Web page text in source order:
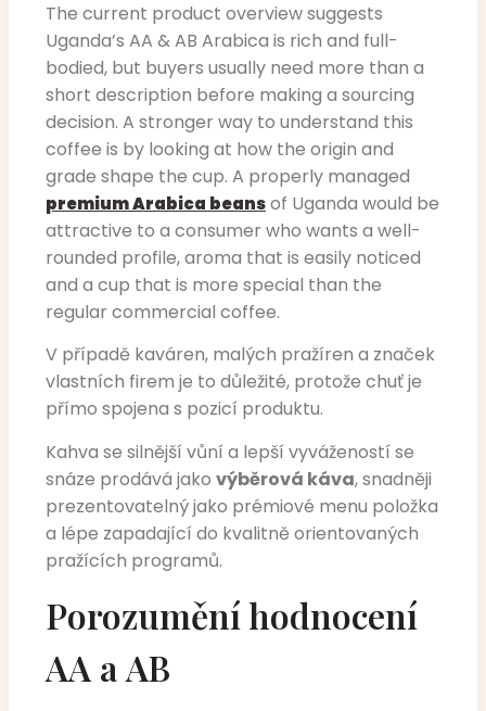
The current product overview suggests
Uganda’s AA & AB Arabica is rich and full-
bodied, but buyers usually need more than a
short description before making a sourcing
decision. A stronger way to understand this
coffee is by looking at how the origin and
grade shape the cup. A properly managed
premium Arabica beansof Uganda would be
attractive to a consumer who wants a well-
rounded profile, aroma that is easily noticed
and a cup that is more special than the
regular commercial coffee.
V případě kaváren, malých pražíren a značek
vlastních firem je to důležité, protože chuť je
přímo spojena s pozicí produktu.
Kahva se silnější vůní a lepší vyvážeností se
snáze prodává jako výběrová káva, snadněji
prezentovatelný jako prémiové menu položka
a lépe zapadající do kvalitně orientovaných
pražících programů.
Porozumění hodnocení
AA a AB